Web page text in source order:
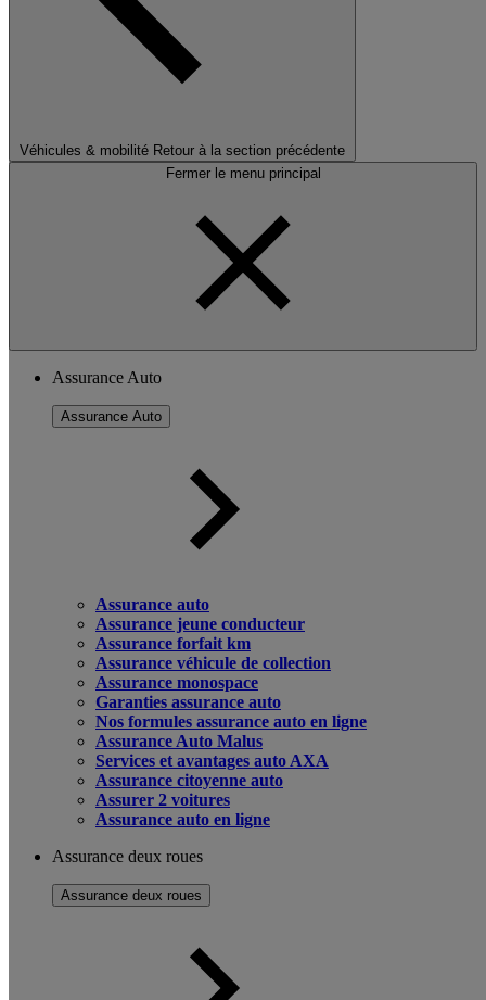
Véhicules & mobilité Retour à la section précédente
Fermer le menu principal
Assurance Auto
Assurance Auto
Assurance auto
Assurance jeune conducteur
Assurance forfait km
Assurance véhicule de collection
Assurance monospace
Garanties assurance auto
Nos formules assurance auto en ligne
Assurance Auto Malus
Services et avantages auto AXA
Assurance citoyenne auto
Assurer 2 voitures
Assurance auto en ligne
Assurance deux roues
Assurance deux roues